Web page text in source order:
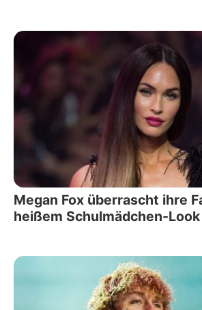
Megan Fox überrascht ihre
heißem Schulmädchen-Look